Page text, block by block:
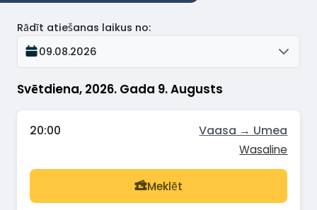
Svētdiena, 2026. Gada 9. Augusts
Rādīt atiešanas laikus no:
09.08.2026
20:00 Vaasa → Umea
Wasaline
Meklēt